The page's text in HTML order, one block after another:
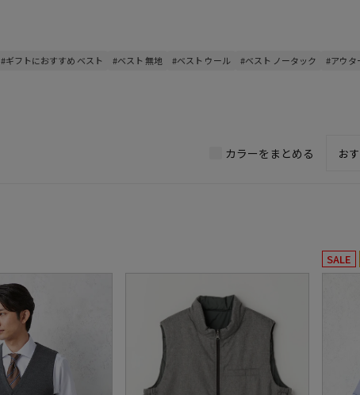
#ギフトにおすすめ ベスト #ベスト 無地 #ベスト ウール #ベスト ノータック #アウタ
カラーをまとめる
SALE